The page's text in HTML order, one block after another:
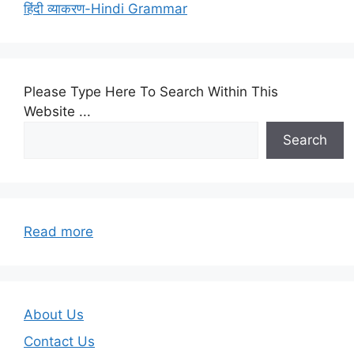
हिंदी व्याकरण-Hindi Grammar
Please Type Here To Search Within This
Website ...
Search
Read more
और
About Us
Contact Us